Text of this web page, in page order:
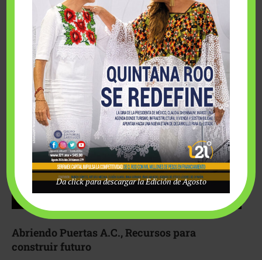
Fairmont Mayakoba y Make-A-Wish México unieron
esfuerzos para hacer realidad el deseo de una …
Abriendo Puertas A.C., Recursos para
construir futuro
Da click para descargar la Edición de Agosto